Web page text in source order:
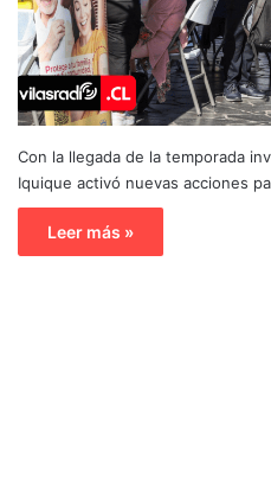
Con la llegada de la temporada
Iquique activó nuevas acciones
Leer más »